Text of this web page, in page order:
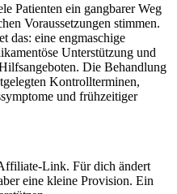
Patienten ein gangbarer Weg
Voraussetzungen stimmen.
das: eine engmaschige
Unterstützung und
Die Behandlung
Kontrollterminen,
und frühzeitiger
Link. Für dich ändert
eine kleine Provision. Ein